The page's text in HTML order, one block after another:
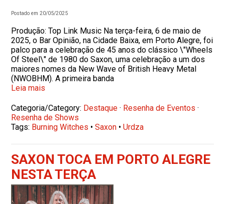
Postado em 20/05/2025
Produção: Top Link Music Na terça-feira, 6 de maio de
2025, o Bar Opinião, na Cidade Baixa, em Porto Alegre, foi
palco para a celebração de 45 anos do clássico \"Wheels
Of Steel\" de 1980 do Saxon, uma celebração a um dos
maiores nomes da New Wave of British Heavy Metal
(NWOBHM). A primeira banda
Leia mais
Categoria/Category: Destaque · Resenha de Eventos ·
Resenha de Shows
Tags: Burning Witches •Saxon •Urdza
SAXON TOCA EM PORTO ALEGRE
NESTA TERÇA